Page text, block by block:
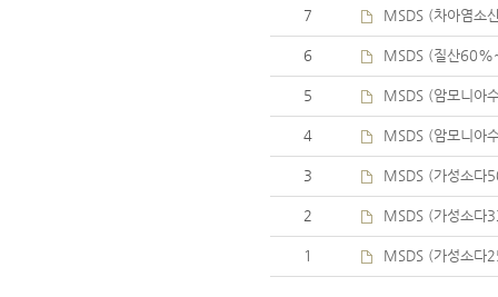
7 MSDS (차아염소
6 MSDS (질산
5 MSDS (암모니아
4 MSDS (암모니아
3 MSDS (가성소다
2 MSDS (가성소다
1 MSDS (가성소다